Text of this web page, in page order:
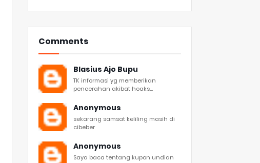
Comments
Blasius Ajo Bupu
TK informasi yg memberikan
pencerahan akibat hoaks...
Anonymous
sekarang samsat keliling masih di
cibeber
Anonymous
Saya baca tentang kupon undian